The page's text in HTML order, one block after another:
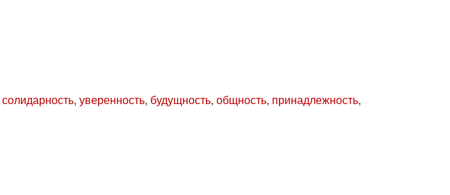
солидарность уверенность будущность общность принадлежность